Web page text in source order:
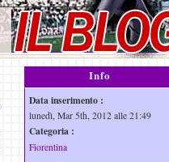
Info
Data inserimento :
lunedì, Mar 5th, 2012 alle 21:49
Categoria :
Fiorentina